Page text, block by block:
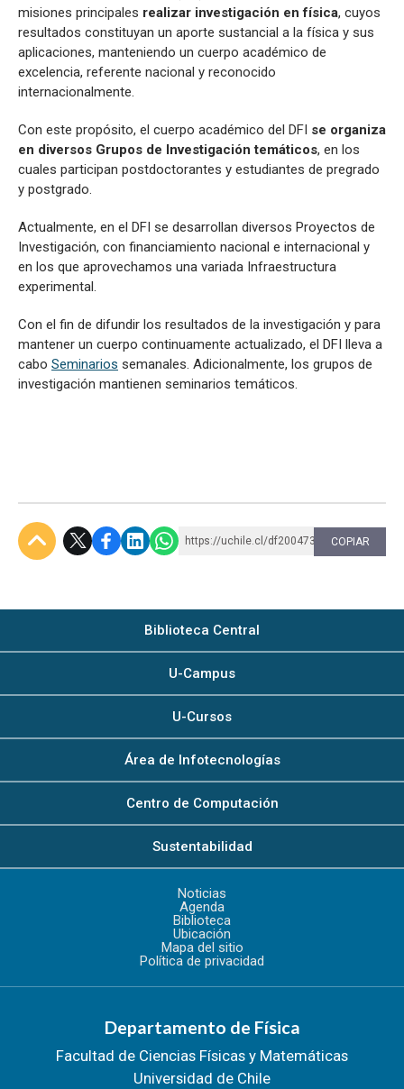
misiones principales realizar investigación en física, cuyos
resultados constituyan un aporte sustancial a la física y sus
aplicaciones, manteniendo un cuerpo académico de
excelencia, referente nacional y reconocido
internacionalmente.
Con este propósito, el cuerpo académico del DFI se organiza
en diversos Grupos de Investigación temáticos, en los
cuales participan postdoctorantes y estudiantes de pregrado
y postgrado.
Actualmente, en el DFI se desarrollan diversos Proyectos de
Investigación, con financiamiento nacional e internacional y
en los que aprovechamos una variada Infraestructura
experimental.
Con el fin de difundir los resultados de la investigación y para
mantener un cuerpo continuamente actualizado, el DFI lleva a
cabo Seminarios semanales. Adicionalmente, los grupos de
investigación mantienen seminarios temáticos.
https://uchile.cl/df200473 COPIAR
Biblioteca Central
U-Campus
U-Cursos
Área de Infotecnologías
Centro de Computación
Sustentabilidad
Noticias
Agenda
Biblioteca
Ubicación
Mapa del sitio
Política de privacidad
Departamento de Física
Facultad de Ciencias Físicas y Matemáticas
Universidad de Chile